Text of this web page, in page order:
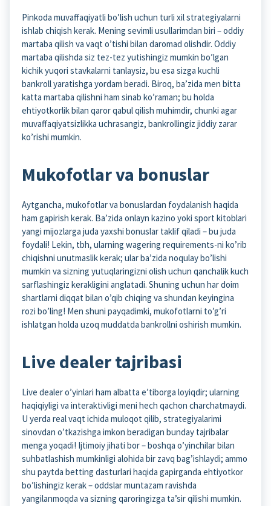
Pinkoda muvaffaqiyatli bo’lish uchun turli xil strategiyalarni
ishlab chiqish kerak. Mening sevimli usullarimdan biri – oddiy
martaba qilish va vaqt o’tishi bilan daromad olishdir. Oddiy
martaba qilishda siz tez-tez yutishingiz mumkin bo’lgan
kichik yuqori stavkalarni tanlaysiz, bu esa sizga kuchli
bankroll yaratishga yordam beradi. Biroq, ba’zida men bitta
katta martaba qilishni ham sinab ko’raman; bu holda
ehtiyotkorlik bilan qaror qabul qilish muhimdir, chunki agar
muvaffaqiyatsizlikka uchrasangiz, bankrollingiz jiddiy zarar
ko’rishi mumkin.
Mukofotlar va bonuslar
Aytgancha, mukofotlar va bonuslardan foydalanish haqida
ham gapirish kerak. Ba’zida onlayn kazino yoki sport kitoblari
yangi mijozlarga juda yaxshi bonuslar taklif qiladi – bu juda
foydali! Lekin, tbh, ularning wagering requirements-ni ko’rib
chiqishni unutmaslik kerak; ular ba’zida noqulay bo’lishi
mumkin va sizning yutuqlaringizni olish uchun qanchalik kuch
sarflashingiz kerakligini anglatadi. Shuning uchun har doim
shartlarni diqqat bilan o’qib chiqing va shundan keyingina
rozi bo’ling! Men shuni payqadimki, mukofotlarni to’g’ri
ishlatgan holda uzoq muddatda bankrollni oshirish mumkin.
Live dealer tajribasi
Live dealer o’yinlari ham albatta e’tiborga loyiqdir; ularning
haqiqiyligi va interaktivligi meni hech qachon charchatmaydi.
U yerda real vaqt ichida muloqot qilib, strategiyalarimi
sinovdan o’tkazishga imkon beradigan bunday tajribalar
menga yoqadi! Ijtimoiy jihati bor – boshqa o’yinchilar bilan
suhbatlashish mumkinligi alohida bir zavq bag’ishlaydi; ammo
shu paytda betting dasturlari haqida gapirganda ehtiyotkor
bo’lishingiz kerak – oddslar muntazam ravishda
yangilanmoqda va sizning qaroringizga ta’sir qilishi mumkin.